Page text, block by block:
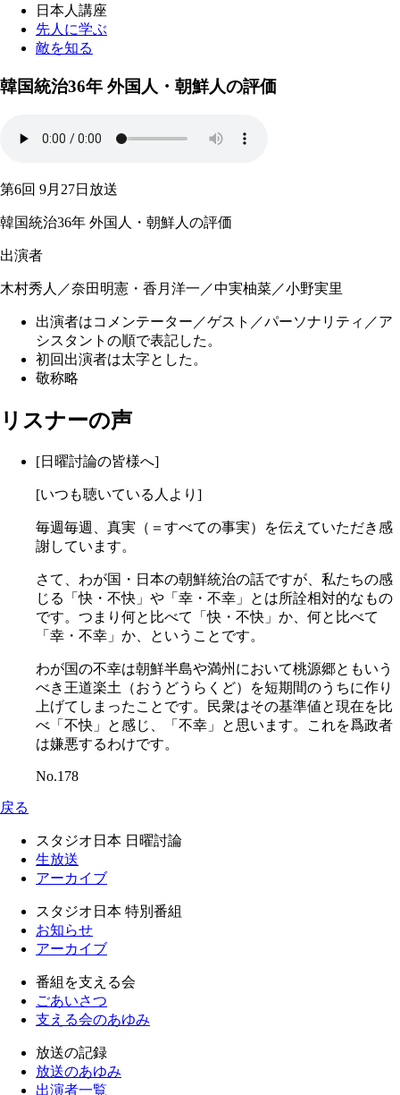
日本人講座
先人に学ぶ
敵を知る
韓国統治36年 外国人・朝鮮人の評価
第6回 9月27日放送
韓国統治36年 外国人・朝鮮人の評価
出演者
木村秀人／奈田明憲・香月洋一／中実柚菜／小野実里
出演者はコメンテーター／ゲスト／パーソナリティ／ア
シスタントの順で表記した。
初回出演者は太字とした。
敬称略
リスナーの声
[日曜討論の皆様へ]
[いつも聴いている人より]
毎週毎週、真実（＝すべての事実）を伝えていただき感
謝しています。
さて、わが国・日本の朝鮮統治の話ですが、私たちの感
じる「快・不快」や「幸・不幸」とは所詮相対的なもの
です。つまり何と比べて「快・不快」か、何と比べて
「幸・不幸」か、ということです。
わが国の不幸は朝鮮半島や満州において桃源郷ともいう
べき王道楽土（おうどうらくど）を短期間のうちに作り
上げてしまったことです。民衆はその基準値と現在を比
べ「不快」と感じ、「不幸」と思います。これを爲政者
は嫌悪するわけです。
No.178
戻る
スタジオ日本 日曜討論
生放送
アーカイブ
スタジオ日本 特別番組
お知らせ
アーカイブ
番組を支える会
ごあいさつ
支える会のあゆみ
放送の記録
放送のあゆみ
出演者一覧